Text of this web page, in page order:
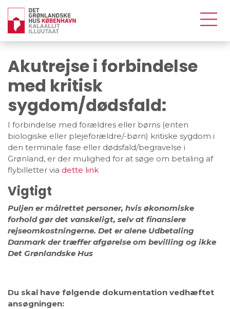
Akutrejse i forbindelse
med kritisk
sygdom/dødsfald:
I forbindelse med forældres eller børns (enten
biologiske eller plejeforældre/-børn) kritiske sygdom i
den terminale fase eller dødsfald/begravelse i
Grønland, er der mulighed for at søge om betaling af
flybilletter via dette link
Vigtigt
Puljen er målrettet personer, hvis økonomiske
forhold gør det vanskeligt, selv at finansiere
rejseomkostningerne. Det er alene Udbetaling
Danmark der træffer afgørelse om bevilling og ikke
Det Grønlandske Hus
Du skal have følgende dokumentation vedhæftet
ansøgningen: